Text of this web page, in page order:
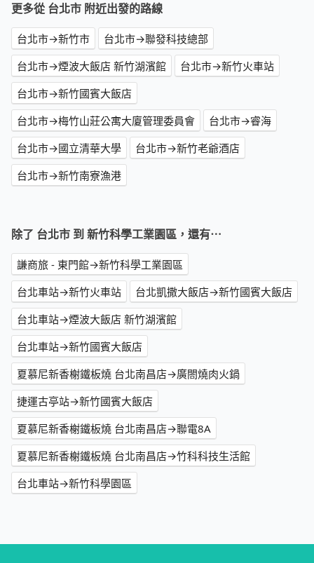
更多從 台北市 附近出發的路線
台北市→新竹市
台北市→聯發科技總部
台北市→煙波大飯店 新竹湖濱館
台北市→新竹火車站
台北市→新竹國賓大飯店
台北市→梅竹山莊公寓大廈管理委員會
台北市→睿海
台北市→國立清華大學
台北市→新竹老爺酒店
台北市→新竹南寮漁港
除了 台北市 到 新竹科學工業園區，還有⋯
謙商旅 - 東門館→新竹科學工業園區
台北車站→新竹火車站
台北凱撒大飯店→新竹國賓大飯店
台北車站→煙波大飯店 新竹湖濱館
台北車站→新竹國賓大飯店
夏慕尼新香榭鐵板燒 台北南昌店→廣閤燒肉火鍋
捷運古亭站→新竹國賓大飯店
夏慕尼新香榭鐵板燒 台北南昌店→聯電8A
夏慕尼新香榭鐵板燒 台北南昌店→竹科科技生活館
台北車站→新竹科學園區